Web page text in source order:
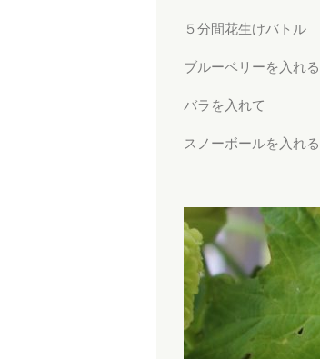
５分間花生けバトル
ブルーベリーを入れる
バラを入れて
スノーボールを入れる